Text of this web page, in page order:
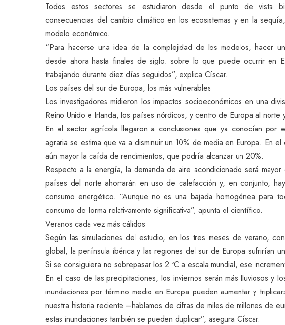
Todos estos sectores se estudiaron desde el punto de vista
consecuencias del cambio climático en los ecosistemas y en la
modelo económico.
“Para hacerse una idea de la complejidad de los modelos, hacer
desde ahora hasta finales de siglo, sobre lo que puede ocurrir en
trabajando durante diez días seguidos”, explica Císcar.
Los países del sur de Europa, los más vulnerables
Los investigadores midieron los impactos socioeconómicos en una
Reino Unido e Irlanda, los países nórdicos, y centro de Europa al norte
En el sector agrícola llegaron a conclusiones que ya conocían por
agraria se estima que va a disminuir un 10% de media en Europa. En
aún mayor la caída de rendimientos, que podría alcanzar un 20%.
Respecto a la energía, la demanda de aire acondicionado será
países del norte ahorrarán en uso de calefacción y, en conjunto,
consumo energético. “Aunque no es una bajada homogénea para
consumo de forma relativamente significativa”, apunta el científico.
Veranos cada vez más cálidos
Según las simulaciones del estudio, en los tres meses de verano,
global, la península ibérica y las regiones del sur de Europa sufrirían
Si se consiguiera no sobrepasar los 2 ºC a escala mundial, ese
En el caso de las precipitaciones, los inviernos serán más lluviosos y
inundaciones por término medio en Europa pueden aumentar y
nuestra historia reciente –hablamos de cifras de miles de millones de
estas inundaciones también se pueden duplicar”, asegura Císcar.